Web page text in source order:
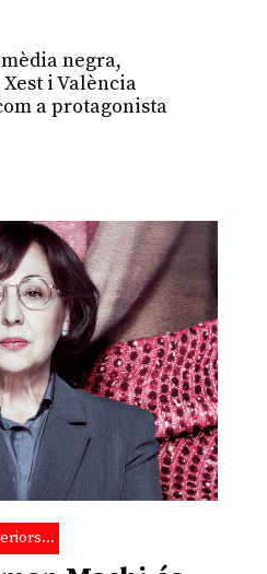
negra,
Xest i València
a protagonista